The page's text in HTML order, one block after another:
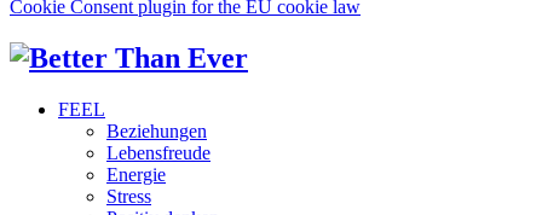
Cookie Consent plugin for the EU cookie law
FEEL
Beziehungen
Lebensfreude
Energie
Stress